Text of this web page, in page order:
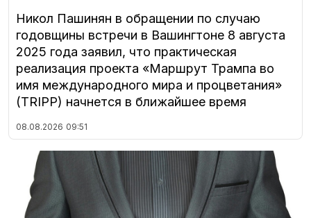
Никол Пашинян в обращении по случаю
годовщины встречи в Вашингтоне 8 августа
2025 года заявил, что практическая
реализация проекта «Маршрут Трампа во
имя международного мира и процветания»
(TRIPP) начнется в ближайшее время
08.08.2026 09:51